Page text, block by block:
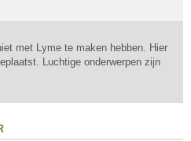
met Lyme te maken hebben. Hier
Luchtige onderwerpen zijn